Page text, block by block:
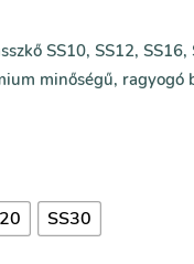
SS10, SS12, SS16,
minőségű, ragyogó
SS30